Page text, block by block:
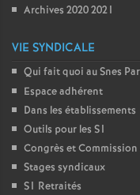
Archives 2020 2021
VIE SYNDICALE
Qui fait quoi au Snes
Espace adhérent
Dans les établissements
Outils pour les S1
Congrès et
Stages syndicaux
S1 Retraités